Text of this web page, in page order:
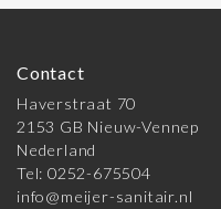
Contact
Haverstraat 70
2153 GB Nieuw-Vennep
Nederland
Tel: 0252-675504
info@meijer-sanitair.nl